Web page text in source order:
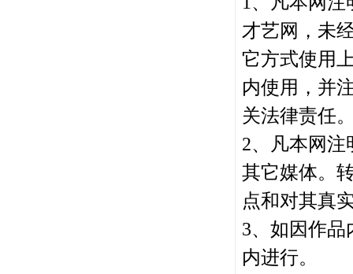
才艺网，未
它方式使用
内使用，并
关法律责任
2、凡本网
其它媒体。
点和对其真
3、如因作
内进行。